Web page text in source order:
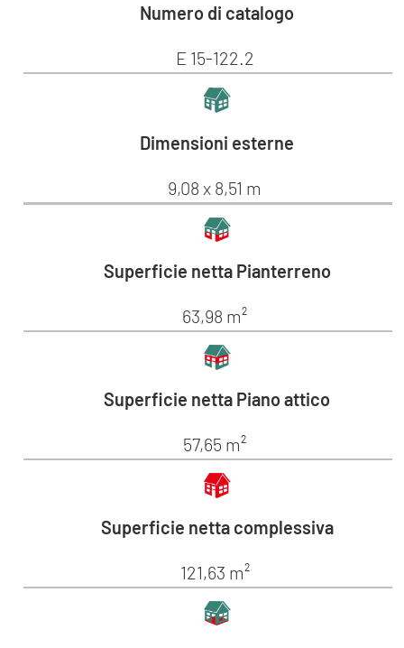
Numero di catalogo
E 15-122.2
Dimensioni esterne
9,08 x 8,51 m
Superficie netta Pianterreno
63,98 m²
Superficie netta Piano attico
57,65 m²
Superficie netta complessiva
121,63 m²